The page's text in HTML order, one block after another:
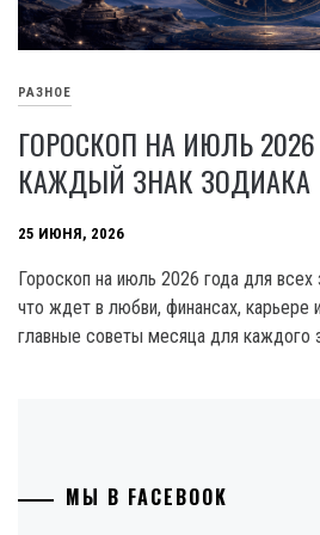
РАЗНОЕ
ГОРОСКОП НА ИЮЛЬ
КАЖДЫЙ ЗНАК ЗОДИАКА
25 ИЮНЯ, 2026
Гороскоп на июль 2026 года для всех
что ждет в любви, финансах, карьере
главные советы месяца для каждого
МЫ В FACEBOOK